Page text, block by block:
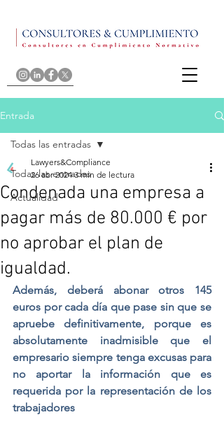
Entrada
Todas las entradas
Actualidad
Todas las entradas
Condenada una empresa a
pagar más de 80.000 € por
no aprobar el plan de
igualdad.
Lawyers&Compliance
26 abr 2024 3 min de lectura
Además, deberá abonar otros 145
euros por cada día que pase sin que se
apruebe definitivamente, porque es
absolutamente inadmisible que el
empresario siempre tenga excusas para
no aportar la información que es
requerida por la representación de los
trabajadores